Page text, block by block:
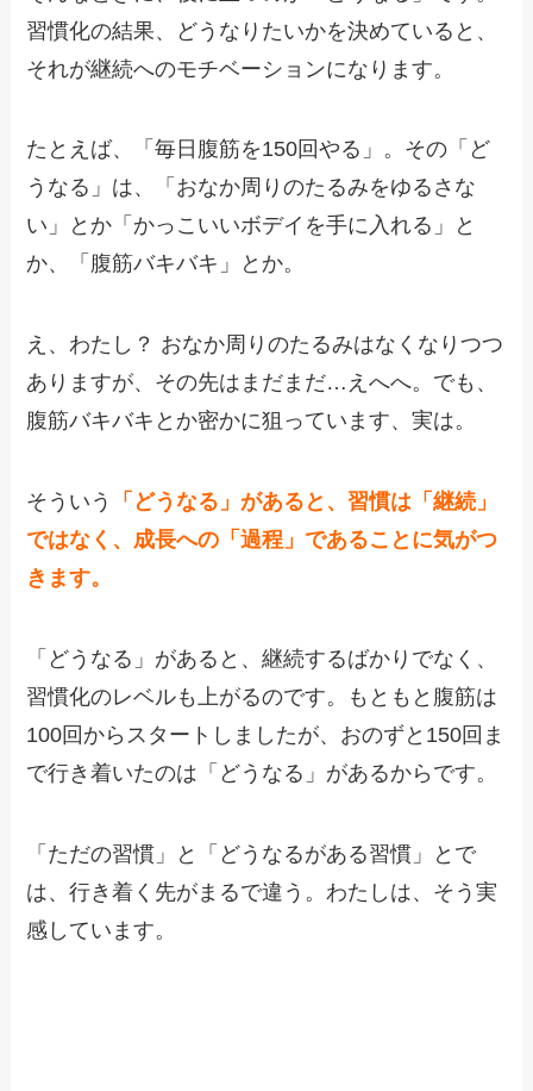
習慣化の結果、どうなりたいかを決めていると、
それが継続へのモチベーションになります。
たとえば、「毎日腹筋を150回やる」。その「ど
うなる」は、「おなか周りのたるみをゆるさな
い」とか「かっこいいボデイを手に入れる」と
か、「腹筋バキバキ」とか。
え、わたし？ おなか周りのたるみはなくなりつつ
ありますが、その先はまだまだ…えへへ。でも、
腹筋バキバキとか密かに狙っています、実は。
そういう
「どうなる」があると、習慣は「継続」
ではなく、成長への「過程」であることに気がつ
きます。
「どうなる」があると、継続するばかりでなく、
習慣化のレベルも上がるのです。もともと腹筋は
100回からスタートしましたが、おのずと150回ま
で行き着いたのは「どうなる」があるからです。
「ただの習慣」と「どうなるがある習慣」とで
は、行き着く先がまるで違う。わたしは、そう実
感しています。